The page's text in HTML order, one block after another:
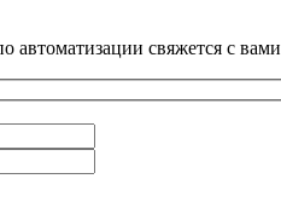
свяжется с вами